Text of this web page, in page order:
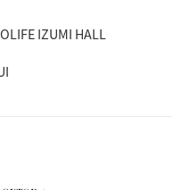
IZUMI HALL